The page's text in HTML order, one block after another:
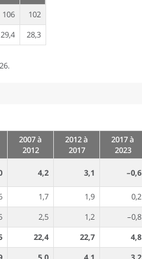
106
102
29,4
28,3
2007 à
2012
2012 à
2017
2017 à
2023
4,2 3,1 –0,6
1,7 1,9
0,2
2,5 1,2
–0,8
22,4 22,7
4,8